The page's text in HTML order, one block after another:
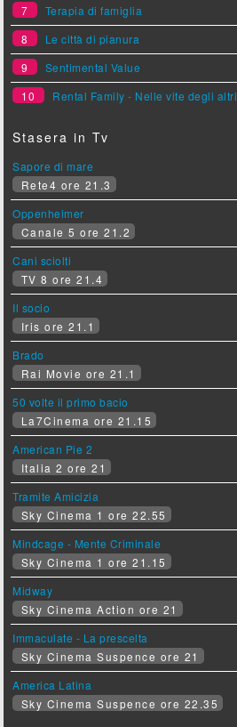
7
Terapia di famiglia
8
Le città di pianura
9
Sentimental Value
10
Rental Family - Nelle vite degli altri
Stasera in Tv
Sapore di mare
Rete4 ore 21.3
Oppenheimer
Canale 5 ore 21.2
Cani sciolti
TV 8 ore 21.4
Il socio
Iris ore 21.1
Brado
Rai Movie ore 21.1
50 volte il primo bacio
La7Cinema ore 21.15
American Pie 2
Italia 2 ore 21
Tramite Amicizia
Sky Cinema 1 ore 22.55
Mindcage - Mente Criminale
Sky Cinema 1 ore 21.15
Midway
Sky Cinema Action ore 21
Immaculate - La prescelta
Sky Cinema Suspence ore 21
America Latina
Sky Cinema Suspence ore 22.35